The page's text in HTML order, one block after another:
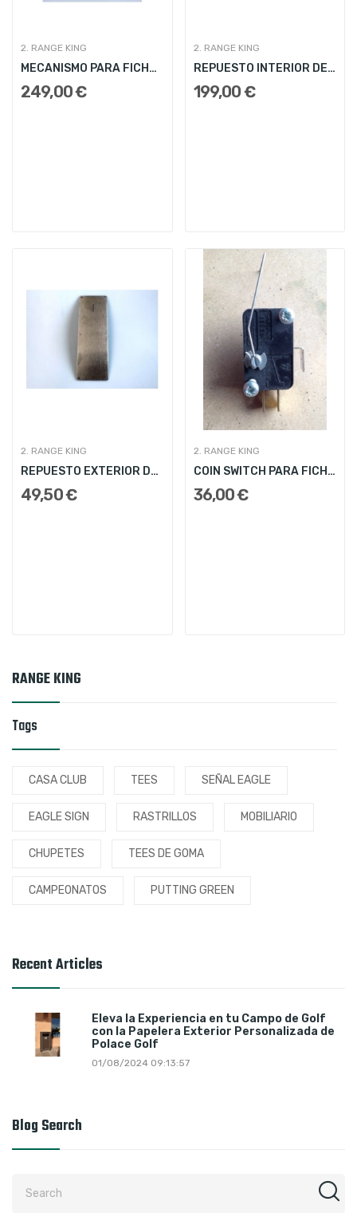
RANGE KING
Tags
CASA CLUB TEES SEÑAL EAGLE
EAGLE SIGN RASTRILLOS MOBILIARIO
CHUPETES TEES DE GOMA
CAMPEONATOS PUTTING GREEN
Recent Articles
Eleva la Experiencia en tu Campo de Golf
con la Papelera Exterior Personalizada de
Polace Golf
01/08/2024 09:13:57
Blog Search
2. RANGE KING
MECANISMO PARA FICHAS
249,00 €
2. RANGE KING
REPUESTO INTERIOR DE MECANISMO FICHAS
199,00 €
2. RANGE KING
REPUESTO EXTERIOR DE MECANISMO FICHAS
49,50 €
2. RANGE KING
COIN SWITCH PARA FICHAS
36,00 €